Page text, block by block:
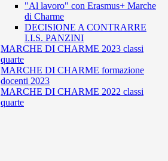
"Al lavoro" con Erasmus+ Marche
di Charme
DECISIONE A CONTRARRE
I.I.S. PANZINI
MARCHE DI CHARME 2023 classi
quarte
MARCHE DI CHARME formazione
docenti 2023
MARCHE DI CHARME 2022 classi
quarte